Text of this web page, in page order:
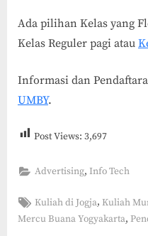
Ada pilihan Kelas yang
Kelas Reguler pagi atau
Informasi dan
UMBY.
Post Views: 3,697
Advertising,Info Tech
Tags:
Kuliah di Jogja,Kuliah
Mercu Buana Yogyakarta,